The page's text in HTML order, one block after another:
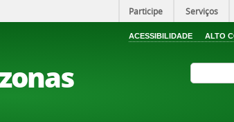
Participe Serviços
ACESSIBILIDADE ALTO